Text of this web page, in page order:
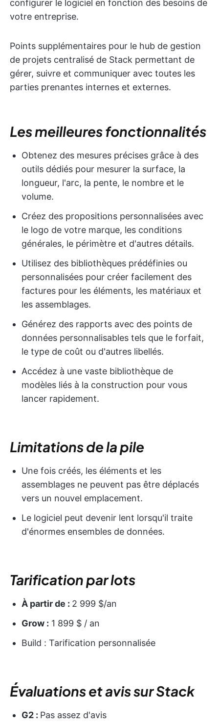
configurer le logiciel en fonction des besoins de
votre entreprise.
Points supplémentaires pour le hub de gestion
de projets centralisé de Stack permettant de
gérer, suivre et communiquer avec toutes les
parties prenantes internes et externes.
Les meilleures fonctionnalités
Obtenez des mesures précises grâce à des
outils dédiés pour mesurer la surface, la
longueur, l'arc, la pente, le nombre et le
volume.
Créez des propositions personnalisées avec
le logo de votre marque, les conditions
générales, le périmètre et d'autres détails.
Utilisez des bibliothèques prédéfinies ou
personnalisées pour créer facilement des
factures pour les éléments, les matériaux et
les assemblages.
Générez des rapports avec des points de
données personnalisables tels que le forfait,
le type de coût ou d'autres libellés.
Accédez à une vaste bibliothèque de
modèles liés à la construction pour vous
lancer rapidement.
Limitations de la pile
Une fois créés, les éléments et les
assemblages ne peuvent pas être déplacés
vers un nouvel emplacement.
Le logiciel peut devenir lent lorsqu'il traite
d'énormes ensembles de données.
Tarification par lots
À partir de : 2 999 $/an
Grow : 1 899 $ / an
Build : Tarification personnalisée
Évaluations et avis sur Stack
G2 : Pas assez d'avis